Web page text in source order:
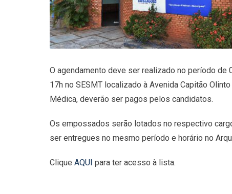
O agendamento deve ser realizado no período
17h no SESMT localizado à Avenida Capitão
Médica, deverão ser pagos pelos candidatos.
Os empossados serão lotados no respectivo
ser entregues no mesmo período e horário no
Clique AQUI para ter acesso à lista.